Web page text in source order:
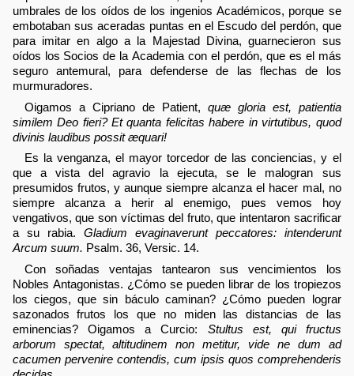
umbrales de los oídos de los ingenios Académicos, porque se
embotaban sus aceradas puntas en el Escudo del perdón, que
para imitar en algo a la Majestad Divina, guarnecieron sus
oídos los Socios de la Academia con el perdón, que es el más
seguro antemural, para defenderse de las flechas de los
murmuradores.
Oigamos a Cipriano de Patient, quæ gloria est, patientia
similem Deo fieri? Et quanta felicitas habere in virtutibus, quod
divinis laudibus possit æquari!
Es la venganza, el mayor torcedor de las conciencias, y el
que a vista del agravio la ejecuta, se le malogran sus
presumidos frutos, y aunque siempre alcanza el hacer mal, no
siempre alcanza a herir al enemigo, pues vemos hoy
vengativos, que son víctimas del fruto, que intentaron sacrificar
a su rabia. Gladium evaginaverunt peccatores: intenderunt
Arcum suum. Psalm. 36, Versic. 14.
Con soñadas ventajas tantearon sus vencimientos los
Nobles Antagonistas. ¿Cómo se pueden librar de los tropiezos
los ciegos, que sin báculo caminan? ¿Cómo pueden lograr
sazonados frutos los que no miden las distancias de las
eminencias? Oigamos a Curcio: Stultus est, qui fructus
arborum spectat, altitudinem non metitur, vide ne dum ad
cacumen pervenire contendis, cum ipsis quos comprehenderis